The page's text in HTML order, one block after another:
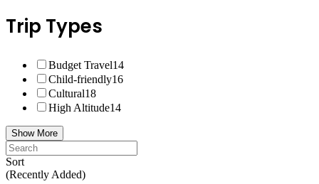
Trip Types
Budget Travel14
Child-friendly16
Cultural18
High Altitude14
Show More
Sort
(Recently Added)